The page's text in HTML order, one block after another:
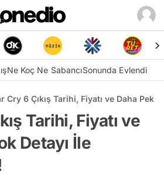
Ne Koç Ne SabancıSonunda Evlendi
Cry 6 Çıkış Tarihi, Fiyatı ve Daha Pek
Tarihi, Fiyatı ve
Detayı İle